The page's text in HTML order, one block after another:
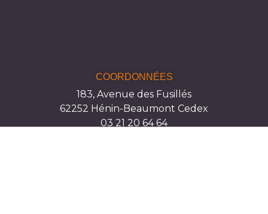
COORDONNÉES
183, Avenue des Fusillés
62252 Hénin-Beaumont Cedex
03 21 20 64 64